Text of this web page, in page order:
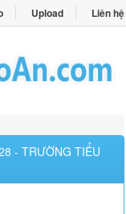
Upload Liên hệ
- TRƯỜNG TIỂU